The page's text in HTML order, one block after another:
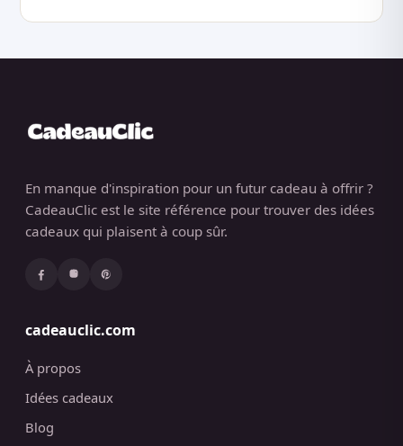
En manque d'inspiration pour un futur cadeau à offrir ?
CadeauClic est le site référence pour trouver des idées
cadeaux qui plaisent à coup sûr.
cadeauclic.com
À propos
Idées cadeaux
Blog